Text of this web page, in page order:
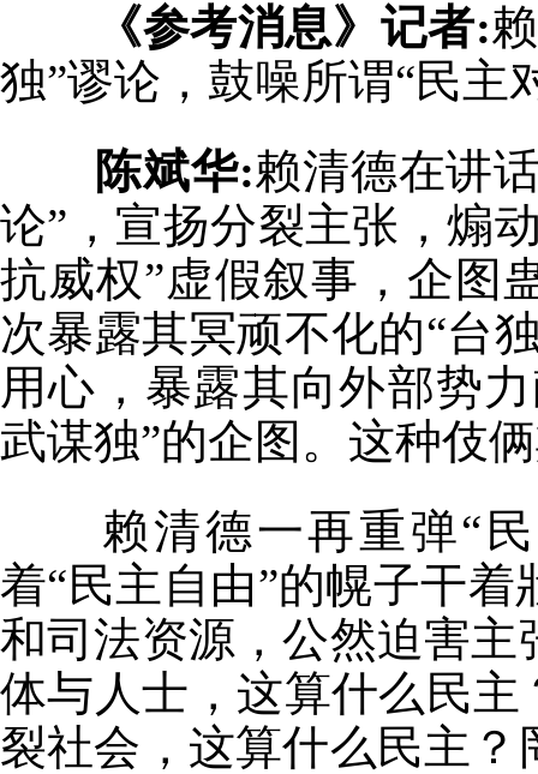
《参考消息》记者:
独”谬论，鼓噪所谓“民主
陈斌华:赖清德在讲
论”，宣扬分裂主张，煽
抗威权”虚假叙事，企图
次暴露其冥顽不化的“台
用心，暴露其向外部势
武谋独”的企图。这种伎
赖清德一再重弹“民
着“民主自由”的幌子干
和司法资源，公然迫害
体与人士，这算什么民
裂社会，这算什么民主